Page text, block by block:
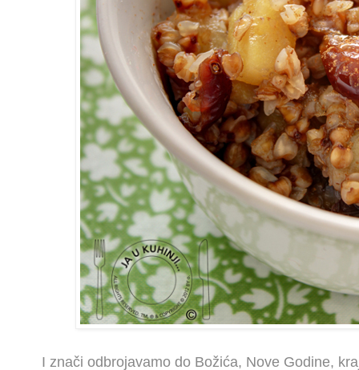
I znači odbrojavamo do Božića, Nove Godine,